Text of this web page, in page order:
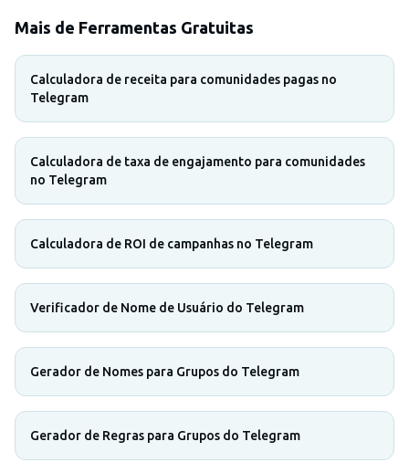
Mais de Ferramentas Gratuitas
Calculadora de receita para comunidades pagas no
Telegram
Calculadora de taxa de engajamento para comunidades
no Telegram
Calculadora de ROI de campanhas no Telegram
Verificador de Nome de Usuário do Telegram
Gerador de Nomes para Grupos do Telegram
Gerador de Regras para Grupos do Telegram